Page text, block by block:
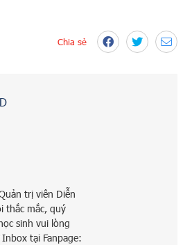
Chia sẻ
trị viên Diễn
thắc mắc, quý
sinh vui lòng
tại Fanpage: